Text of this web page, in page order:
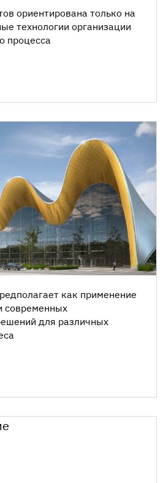
ориентирована только на
технологии организации
процесса
как применение
современных
для различных